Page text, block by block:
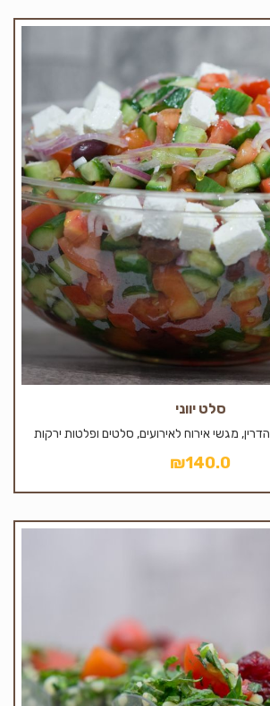
סלט יווני
מגשי אירוח לאירועים, סלטים ופלטות ירקות
₪140.0